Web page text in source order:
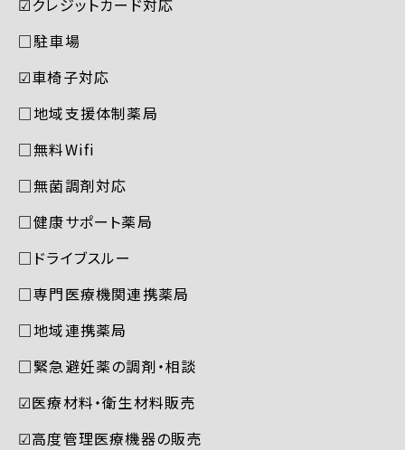
□駐車場
☑︎車椅子対応
□地域支援体制薬局
□無料Wifi
□無菌調剤対応
□健康サポート薬局
□ドライブスルー
□専門医療機関連携薬局
□地域連携薬局
□緊急避妊薬の調剤・相談
☑︎医療材料・衛生材料販売
☑︎高度管理医療機器の販売